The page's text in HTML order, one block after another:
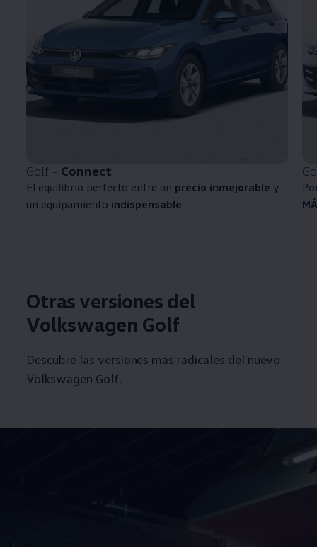
Golf - Connect
El equilibrio perfecto entre un precio inmejorable y
un equipamiento indispensable
Otras versiones del
Volkswagen Golf
Descubre las versiones más radicales del nuevo
Volkswagen Golf.